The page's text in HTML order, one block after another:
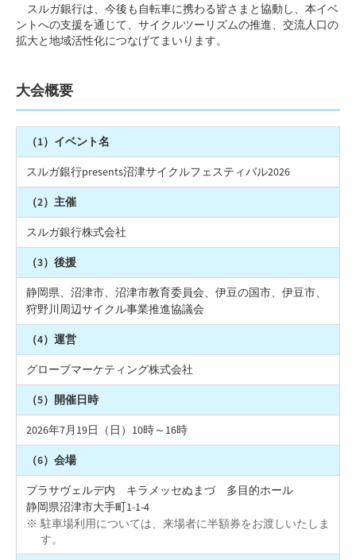
スルガ銀行は、今後も自転車に携わる皆さまと協動し、本イベ
ントへの支援を通じて、サイクルツーリズムの推進、交流人口の
拡大と地域活性化につなげてまいります。
大会概要
（1）イベント名
スルガ銀行presents沼津サイクルフェスティバル2026
（2）主催
スルガ銀行株式会社
（3）後援
静岡県、沼津市、沼津市教育委員会、伊豆の国市、伊豆市、
狩野川周辺サイクル事業推進協議会
（4）運営
グローブマーケティング株式会社
（5）開催日時
2026年7月19日（日）10時～16時
（6）会場
プラサヴェルデ内 キラメッセぬまづ 多目的ホール
静岡県沼津市大手町1-1-4
駐車場利用については、来場者に半額券をお渡しいたしま
す。